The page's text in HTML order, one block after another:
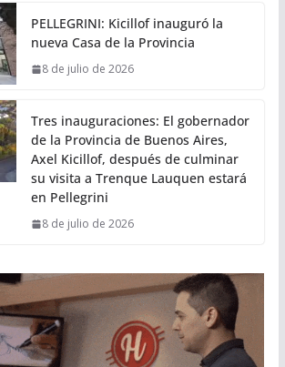
PELLEGRINI: Kicillof inauguró la
nueva Casa de la Provincia
8 de julio de 2026
Tres inauguraciones: El gobernador
de la Provincia de Buenos Aires,
Axel Kicillof, después de culminar
su visita a Trenque Lauquen estará
en Pellegrini
8 de julio de 2026